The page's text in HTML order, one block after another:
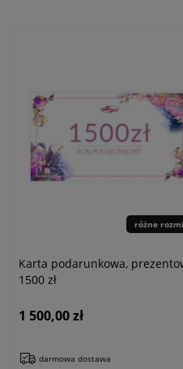
różne
Karta podarunkowa,
1500 zł
1 500,00 zł
darmowa dostawa